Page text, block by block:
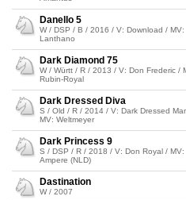
Danello 5
W / DSP / B / 2016 / V: Download / MV:
Lanthano
Dark Diamond 75
W / Württ / R / 2013 / V: Don Frederic /
Rubin-Royal
Dark Dressed Diva
S / Old / R / 2014 / V: Dark Dressed
MV: Weltmeyer
Dark Princess 9
S / DSP / R / 2018 / V: Don Royal / MV:
Ampere (NLD)
Dastination
W / 2007